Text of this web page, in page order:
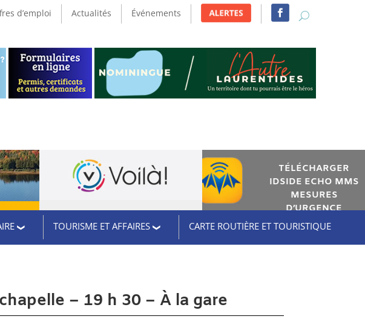
d’emploi Actualités Événements
TÉLÉCHARGER
IDSIDE ECHO MMS
MESURES
D’URGENCE
TOURISME ET AFFAIRES CARTE ROUTIÈRE ET TOURISTIQUE
– 19 h 30 – À la gare